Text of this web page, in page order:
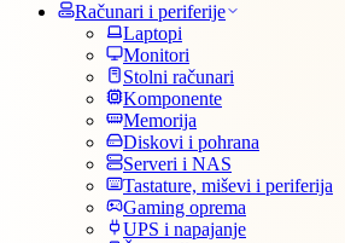
Računari i periferije
Laptopi
Monitori
Stolni računari
Komponente
Memorija
Diskovi i pohrana
Serveri i NAS
Tastature, miševi i periferija
Gaming oprema
UPS i napajanje